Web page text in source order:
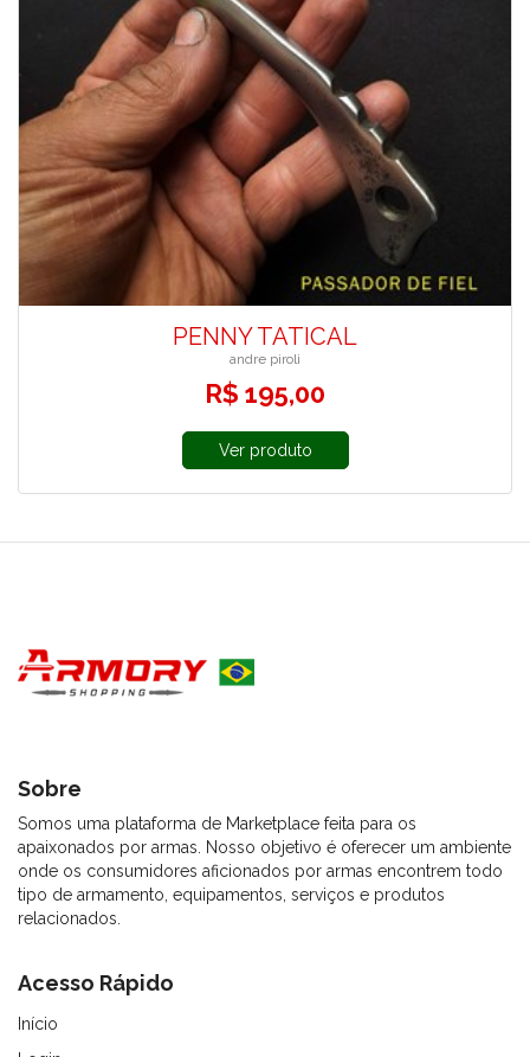
PENNY TATICAL
andre piroli
R$ 195,00
Ver produto
Sobre
Somos uma plataforma de Marketplace feita para os
apaixonados por armas. Nosso objetivo é oferecer um ambiente
onde os consumidores aficionados por armas encontrem todo
tipo de armamento, equipamentos, serviços e produtos
relacionados.
Acesso Rápido
Início